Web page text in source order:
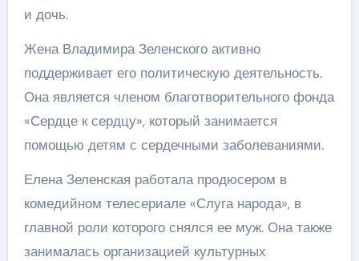
и дочь.
Жена Владимира Зеленского активно
поддерживает его политическую деятельность.
Она является членом благотворительного фонда
«Сердце к сердцу», который занимается
помощью детям с сердечными заболеваниями.
Елена Зеленская работала продюсером в
комедийном телесериале «Слуга народа», в
главной роли которого снялся ее муж. Она также
занималась организацией культурных